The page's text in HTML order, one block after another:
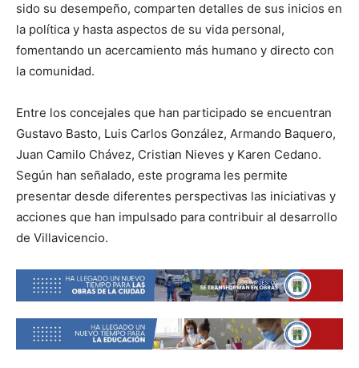
sido su desempeño, comparten detalles de sus inicios en
la política y hasta aspectos de su vida personal,
fomentando un acercamiento más humano y directo con
la comunidad.
Entre los concejales que han participado se encuentran
Gustavo Basto, Luis Carlos González, Armando Baquero,
Juan Camilo Chávez, Cristian Nieves y Karen Cedano.
Según han señalado, este programa les permite
presentar desde diferentes perspectivas las iniciativas y
acciones que han impulsado para contribuir al desarrollo
de Villavicencio.